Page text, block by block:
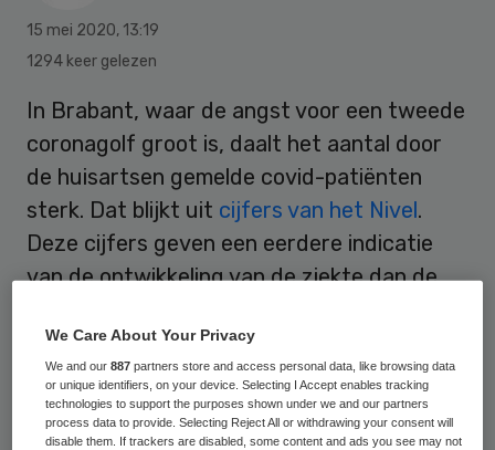
15 mei 2020, 13:19
1294 keer gelezen
In Brabant, waar de angst voor een tweede
coronagolf groot is, daalt het aantal door
de huisartsen gemelde covid-patiënten
sterk. Dat blijkt uit cijfers van het Nivel.
Deze cijfers geven een eerdere indicatie
van de ontwikkeling van de ziekte dan de
ziekenhuisopnames.
Ook over heel Nederland daalt het aantal
We Care About Your Privacy
We and our887 partners store and access personal data, like browsing data
or unique identifiers, on your device. Selecting I Accept enables tracking
technologies to support the purposes shown under we and our partners
process data to provide. Selecting Reject All or withdrawing your consent will
disable them. If trackers are disabled, some content and ads you see may not